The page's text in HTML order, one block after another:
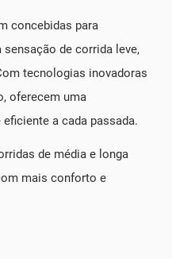
concebidas para
de corrida leve,
tecnologias inovadoras
oferecem uma
a cada passada.
de média e longa
mais conforto e